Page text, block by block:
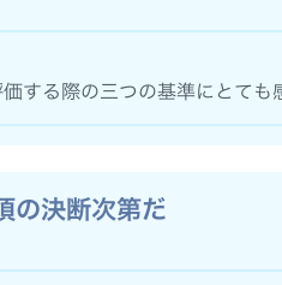
する際の三つの基準にとても
の決断次第だ